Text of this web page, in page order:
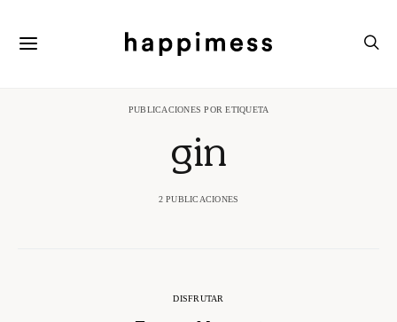
PUBLICACIONES POR ETIQUETA
gin
2 PUBLICACIONES
DISFRUTAR